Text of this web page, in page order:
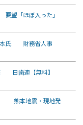
望「ほぼ入った」
本氏 財務省人事
日歯連【無料】
」 熊本地震・現地発